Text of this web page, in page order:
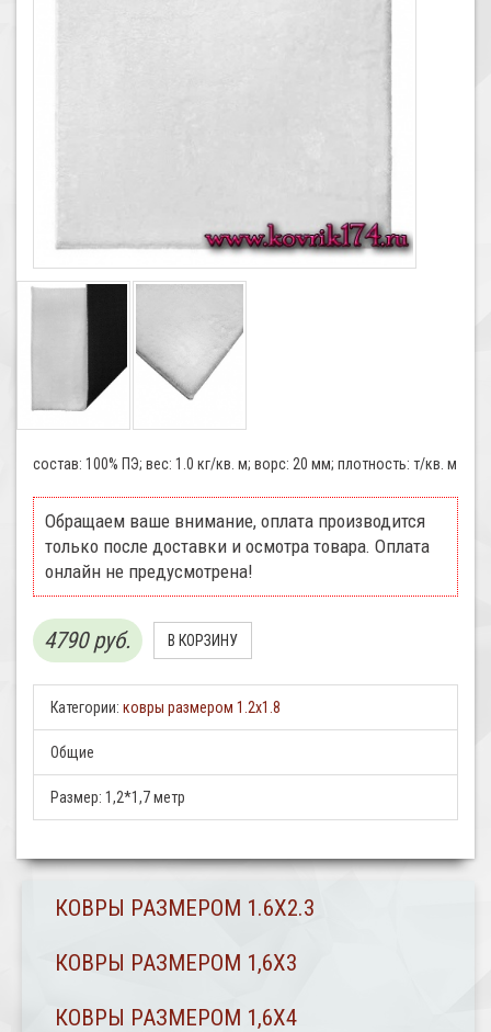
состав: 100% ПЭ; вес: 1.0 кг/кв. м; ворс: 20 мм; плотность: т/кв. м
Обращаем ваше внимание, оплата производится
только после доставки и осмотра товара. Оплата
онлайн не предусмотрена!
4790 руб.
Категории: ковры размером 1.2х1.8
Общие
Размер: 1,2*1,7 метр
КОВРЫ РАЗМЕРОМ 1.6Х2.3
КОВРЫ РАЗМЕРОМ 1,6Х3
КОВРЫ РАЗМЕРОМ 1,6Х4